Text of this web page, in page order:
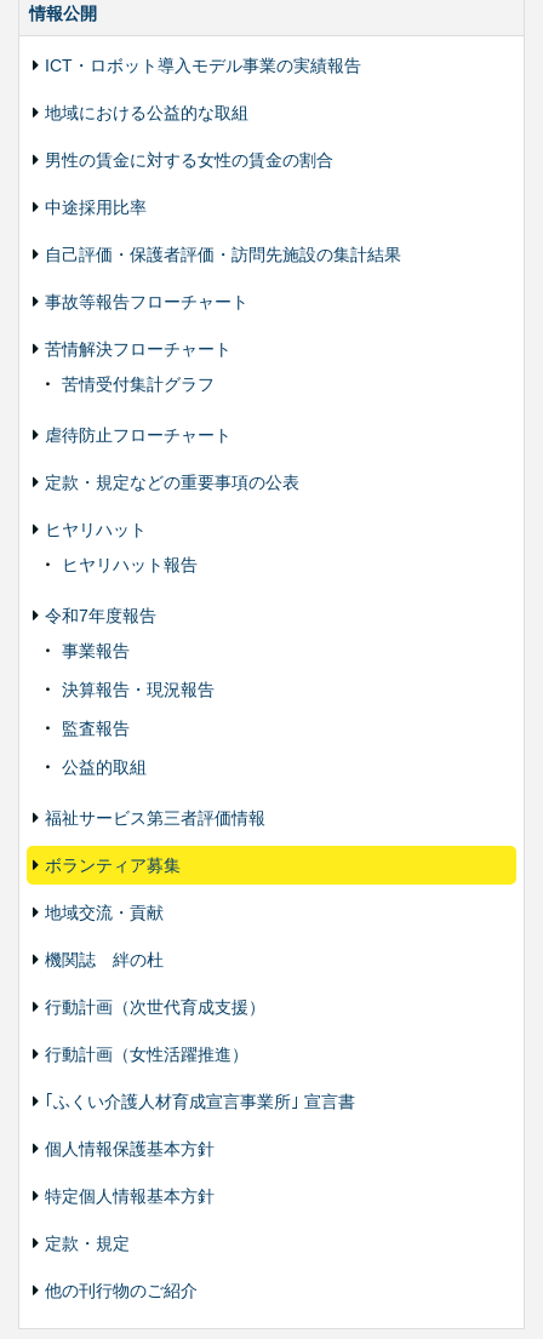
合
更
情報公開
ICT・ロボット導入モデル事業の実績報告
地域における公益的な取組
男性の賃金に対する女性の賃金の割合
中途採用比率
自己評価・保護者評価・訪問先施設の集計結果
事故等報告フローチャート
苦情解決フローチャート
苦情受付集計グラフ
虐待防止フローチャート
定款・規定などの重要事項の公表
ヒヤリハット
ヒヤリハット報告
令和7年度報告
事業報告
決算報告・現況報告
監査報告
公益的取組
福祉サービス第三者評価情報
ボランティア募集
地域交流・貢献
機関誌 絆の杜
行動計画（次世代育成支援）
行動計画（女性活躍推進）
｢ふくい介護人材育成宣言事業所｣ 宣言書
個人情報保護基本方針
特定個人情報基本方針
定款・規定
他の刊行物のご紹介